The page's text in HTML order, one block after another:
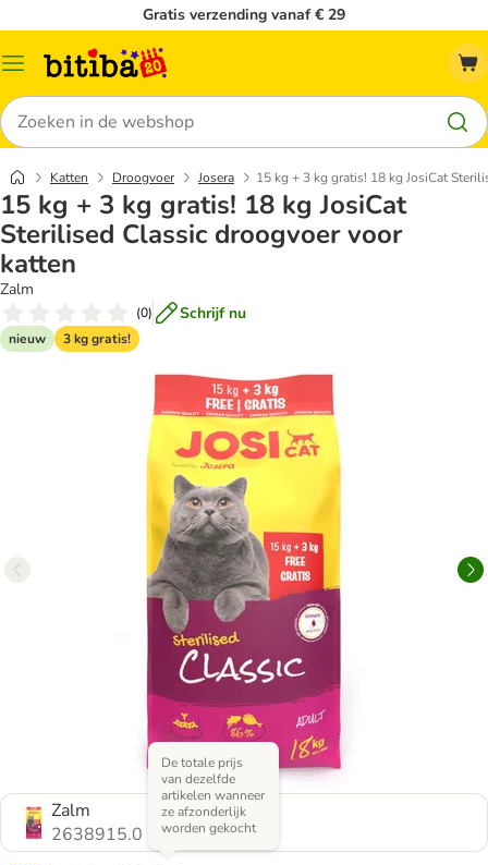
Gratis verzending vanaf € 29
Catalogusmenu
Zoeken
Katten Droogvoer Josera 15 kg + 3 kg gratis! 18 kg JosiCat
15 kg + 3 kg gratis! 18 kg JosiCat
Sterilised Classic droogvoer voor
katten
Zalm
(0) Schrijf nu
nieuw 3 kg gratis!
Zalm
2638915.0
De totale prijs
van dezelfde
artikelen wanneer
ze afzonderlijk
worden gekocht